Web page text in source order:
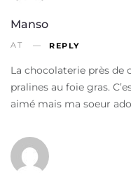
Manso
AT REPLY
La chocolaterie près de
pralines au foie gras.
aimé mais ma soeur